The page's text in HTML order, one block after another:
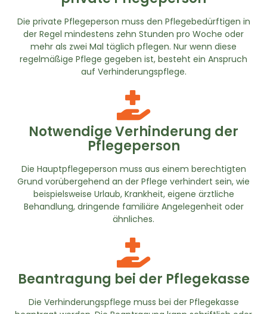
Die private Pflegeperson muss den Pflegebedürftigen in
der Regel mindestens zehn Stunden pro Woche oder
mehr als zwei Mal täglich pflegen. Nur wenn diese
regelmäßige Pflege gegeben ist, besteht ein Anspruch
auf Verhinderungspflege.
Notwendige Verhinderung der
Pflegeperson
Die Hauptpflegeperson muss aus einem berechtigten
Grund vorübergehend an der Pflege verhindert sein, wie
beispielsweise Urlaub, Krankheit, eigene ärztliche
Behandlung, dringende familiäre Angelegenheit oder
ähnliches.
Beantragung bei der Pflegekasse
Die Verhinderungspflege muss bei der Pflegekasse